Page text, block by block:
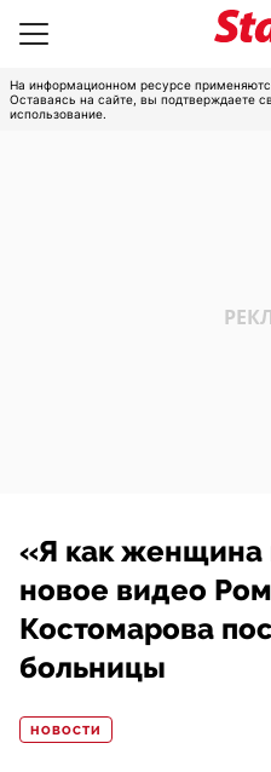
На информационном ресурсе
Оставаясь на сайте, вы подтверждаете
использование.
«Я как женщина
новое видео
Костомарова
больницы
НОВОСТИ